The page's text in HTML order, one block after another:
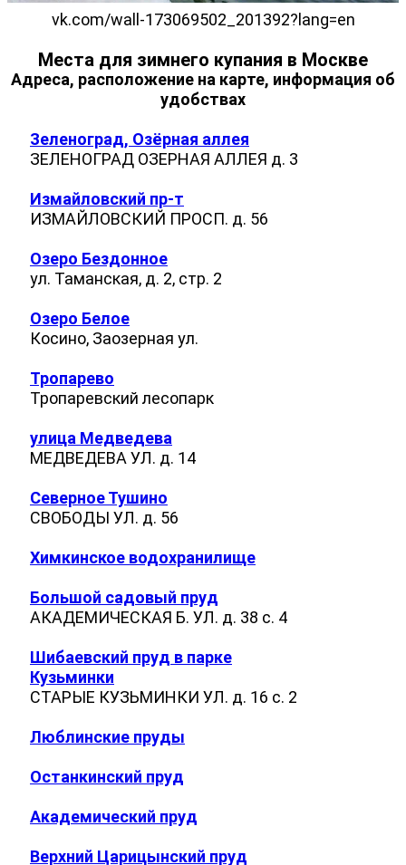
vk.com/wall-173069502_201392?lang=en
Места для зимнего купания в Москве
Адреса, расположение на карте, информация об
удобствах
Зеленоград, Озёрная аллея
ЗЕЛЕНОГРАД ОЗЕРНАЯ АЛЛЕЯ д. 3
Измайловский пр-т
ИЗМАЙЛОВСКИЙ ПРОСП. д. 56
Озеро Бездонное
ул. Таманская, д. 2, стр. 2
Озеро Белое
Косино, Заозерная ул.
Тропарево
Тропаревский лесопарк
улица Медведева
МЕДВЕДЕВА УЛ. д. 14
Северное Тушино
СВОБОДЫ УЛ. д. 56
Химкинское водохранилище
Большой садовый пруд
АКАДЕМИЧЕСКАЯ Б. УЛ. д. 38 с. 4
Шибаевский пруд в парке
Кузьминки
СТАРЫЕ КУЗЬМИНКИ УЛ. д. 16 с. 2
Люблинские пруды
Останкинский пруд
Академический пруд
Верхний Царицынский пруд